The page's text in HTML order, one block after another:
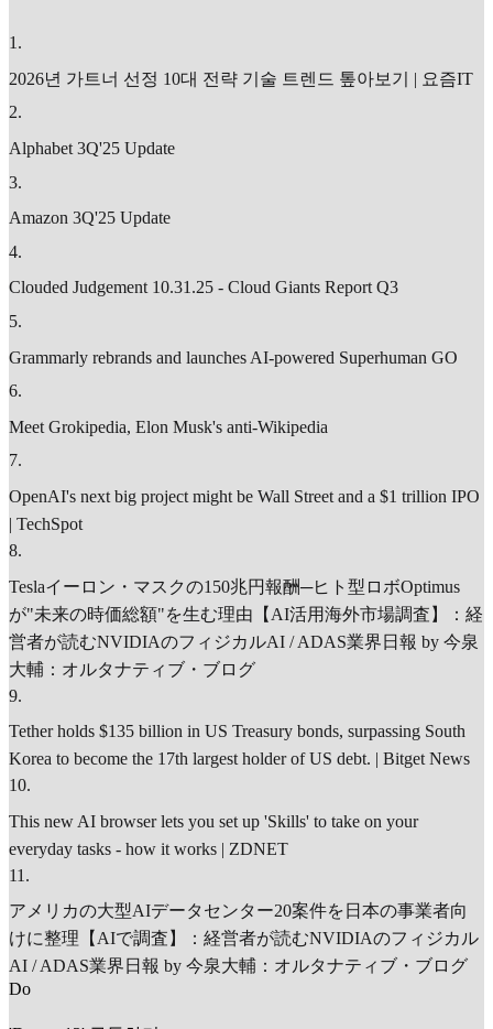
1 .
2026년 가트너 선정 10대 전략 기술 트렌드 톺아보기 | 요즘IT
2.
Alphabet 3Q'25 Update
3.
Amazon 3Q'25 Update
4.
Clouded Judgement 10.31.25 - Cloud Giants Report Q3
5.
Grammarly rebrands and launches AI-powered Superhuman GO
6.
Meet Grokipedia, Elon Musk's anti-Wikipedia
7.
OpenAI's next big project might be Wall Street and a $1 trillion IPO
| TechSpot
8.
Teslaイーロン・マスクの150兆円報酬─ヒト型ロボOptimus
が"未来の時価総額"を生む理由【AI活用海外市場調査】：経
営者が読むNVIDIAのフィジカルAI / ADAS業界日報 by 今泉
大輔：オルタナティブ・ブログ
9.
Tether holds $135 billion in US Treasury bonds, surpassing South
Korea to become the 17th largest holder of US debt. | Bitget News
10.
This new AI browser lets you set up 'Skills' to take on your
everyday tasks - how it works | ZDNET
11 .
アメリカの大型AIデータセンター20案件を日本の事業者向
けに整理【AIで調査】：経営者が読むNVIDIAのフィジカル
AI / ADAS業界日報 by 今泉大輔：オルタナティブ・ブログ
Do